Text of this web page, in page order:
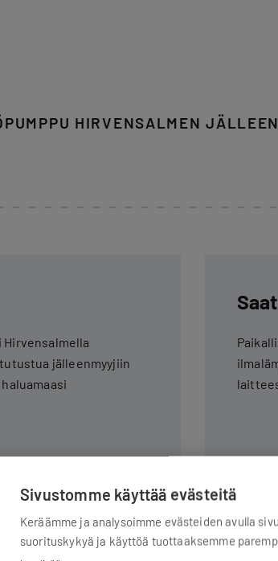
HIRVENSALMEN
Hirvensalmella
jälleenmyyjiin
Sivustomme käyttää evästeitä
Keräämme ja analysoimme evästeiden avulla
suorituskykyä ja käyttöä tuottaaksemme